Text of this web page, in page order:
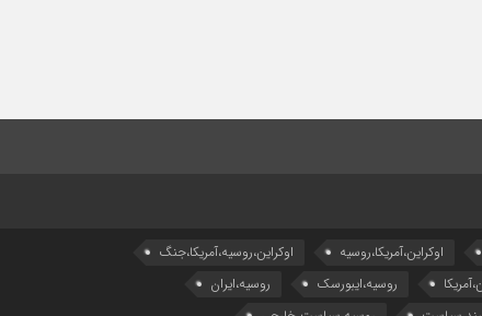
اوکراین،آمریکا،روسیه
اوکراین،روسیه،آمریکا،جنگ
روسیه،ایبورسک
روسیه،ایران